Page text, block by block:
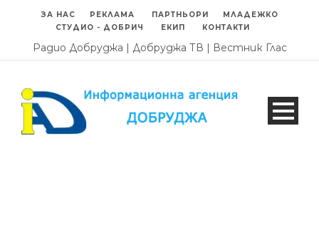
ЗА НАС РЕКЛАМА ПАРТНЬОРИ
МЛАДЕЖКО
СТУДИО - ДОБРИЧ
ЕКИП КОНТАКТИ
Радио Добруджа | Добруджа ТВ | Вестник Глас